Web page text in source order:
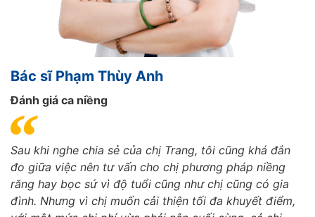
Bác sĩ Phạm Thùy Anh
Đánh giá ca niềng
Sau khi nghe chia sẻ của chị Trang, tôi cũng khá đắn
đo giữa việc nên tư vấn cho chị phương pháp niềng
răng hay bọc sứ vì độ tuổi cũng như chị cũng có gia
đình. Nhưng vì chị muốn cải thiện tối đa khuyết điểm,